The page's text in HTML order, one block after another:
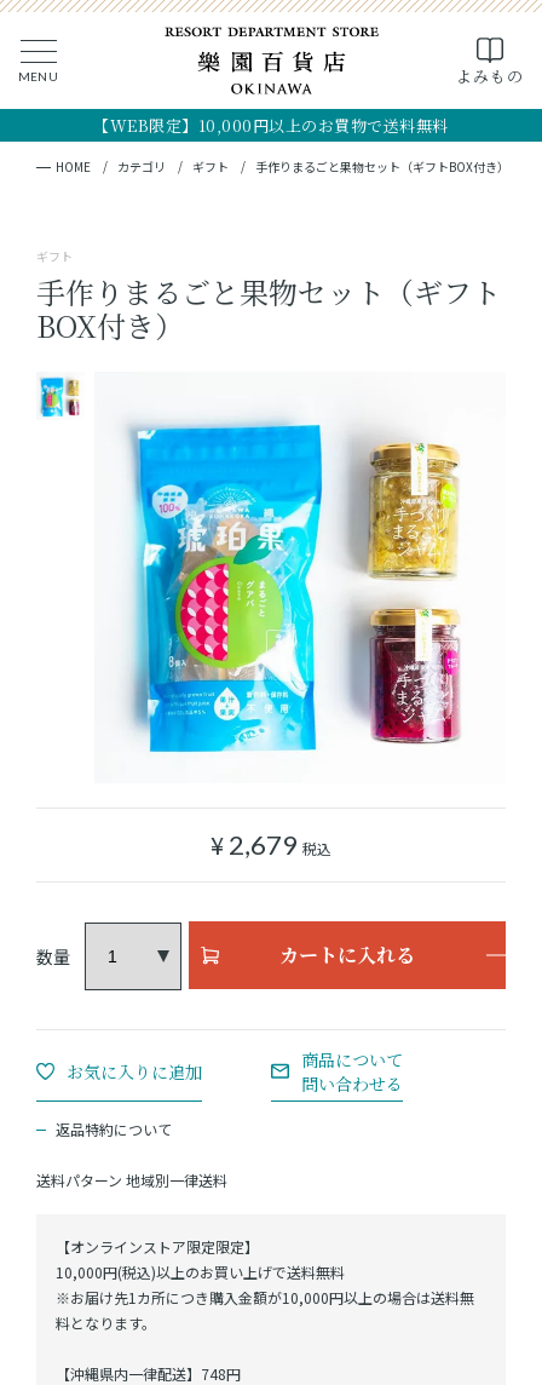
MENU よみもの
【WEB限定】10,000円以上のお買物で送料無料
CLOSE
検索
キーワード検索
MY PAGE CART
全ての商品
フード
クラフト
コスメ・アロマ
OKINAWA the RYUKYU
ショッピングガイド
実店舗のご案内
HOME カテゴリ ギフト 手作りまるごと果物セット（ギフトBOX付き）
ギフト
手作りまるごと果物セット（ギフト
BOX付き）
¥2,679 税込
送料パターン 地域別一律送料
カートに入れる
返品特約について
【オンラインストア限定限定】
10,000円(税込)以上のお買い上げで送料無料
※お届け先1カ所につき購入金額が10,000円以上の場合は送料無
料となります。
【沖縄県内一律配送】748円